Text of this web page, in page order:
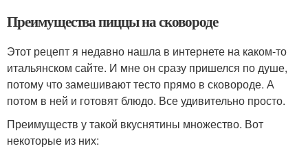
Преимущества пиццы на сковороде
Этот рецепт я недавно нашла в интернете на каком-то
итальянском сайте. И мне он сразу пришелся по душе,
потому что замешивают тесто прямо в сковороде. А
потом в ней и готовят блюдо. Все удивительно просто.
Преимуществ у такой вкуснятины множество. Вот
некоторые из них: